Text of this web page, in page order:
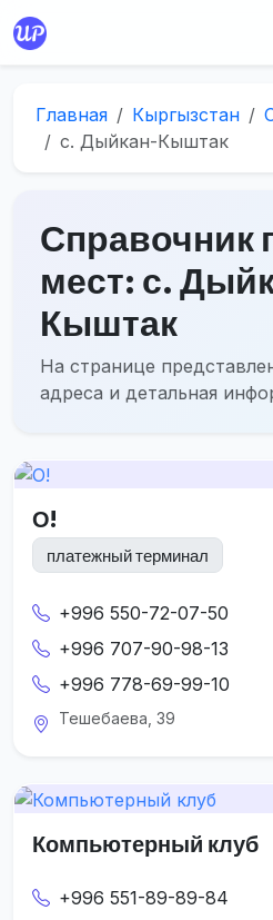
Главная Кыргызстан
с. Дыйкан-Кыштак
Справочник
мест: с.
Кыштак
На странице
адреса и детальная
О!
платежный терминал
+996 550-72-07-50
+996 707-90-98-13
+996 778-69-99-10
Тешебаева, 39
Компьютерный клуб
+996 551-89-89-84